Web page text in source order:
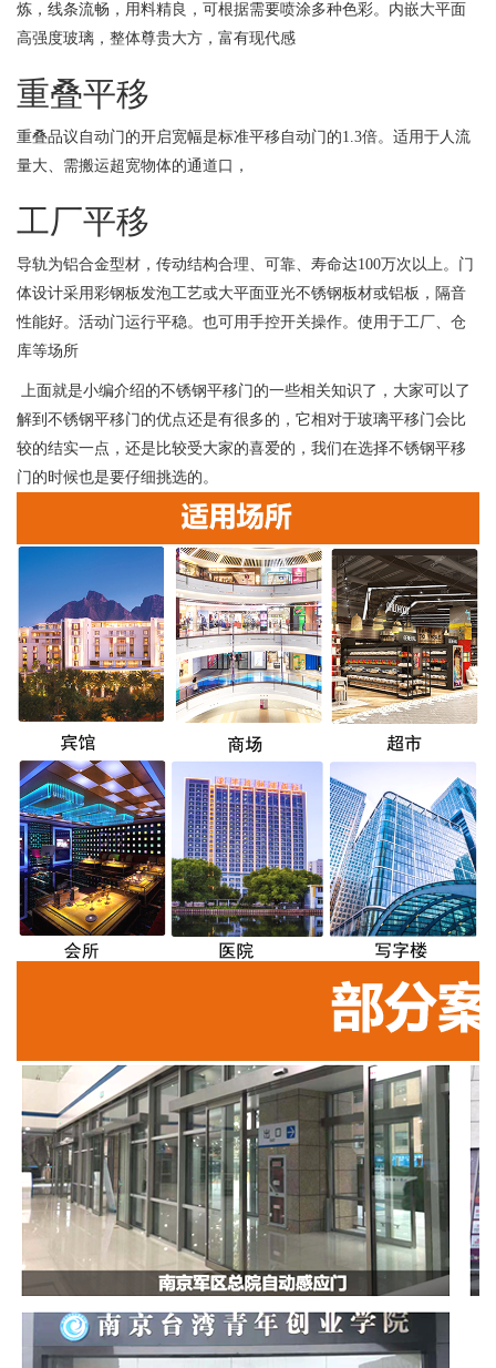
炼，线条流畅，用料精良，可根据需要喷涂多种色彩。内嵌大平面
高强度玻璃，整体尊贵大方，富有现代感
重叠平移
重叠品议自动门的开启宽幅是标准平移自动门的1.3倍。适用于人流
量大、需搬运超宽物体的通道口，
工厂平移
导轨为铝合金型材，传动结构合理、可靠、寿命达100万次以上。门
体设计采用彩钢板发泡工艺或大平面亚光不锈钢板材或铝板，隔音
性能好。活动门运行平稳。也可用手控开关操作。使用于工厂、仓
库等场所
上面就是小编介绍的不锈钢平移门的一些相关知识了，大家可以了
解到不锈钢平移门的优点还是有很多的，它相对于玻璃平移门会比
较的结实一点，还是比较受大家的喜爱的，我们在选择不锈钢平移
门的时候也是要仔细挑选的。